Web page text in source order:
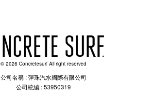
© 2026 Concretesurf All right reserved
公司名稱 : 彈珠汽水國際有限公司
公司統編 : 53950319